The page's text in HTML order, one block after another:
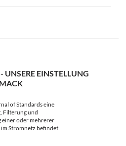
UNSERE EINSTELLUNG
of Standards eine
Filterung und
einer oder mehrerer
Stromnetz befindet